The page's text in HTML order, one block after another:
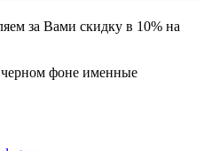
за Вами скидку в 10% на